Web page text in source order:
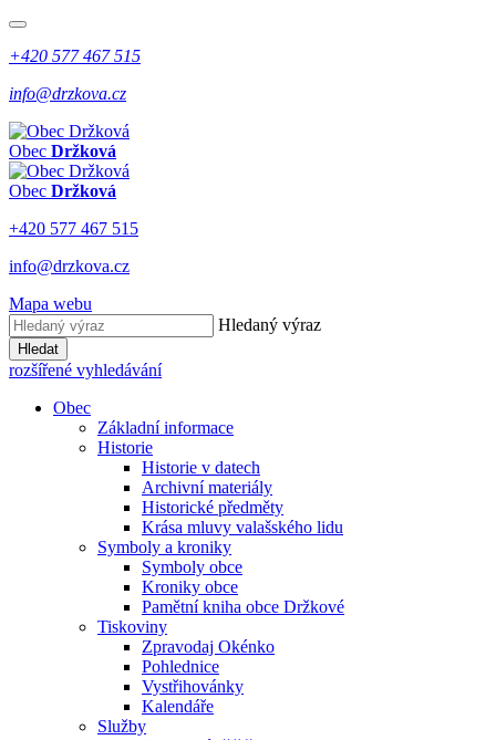
+420 577 467 515
info@drzkova.cz
Obec Držková
Obec Držková
+420 577 467 515
info@drzkova.cz
Mapa webu
Hledaný výraz
Hledat
rozšířené vyhledávání
Obec
Základní informace
Historie
Historie v datech
Archivní materiály
Historické předměty
Krása mluvy valašského lidu
Symboly a kroniky
Symboly obce
Kroniky obce
Pamětní kniha obce Držkové
Tiskoviny
Zpravodaj Okénko
Pohlednice
Vystřihovánky
Kalendáře
Služby